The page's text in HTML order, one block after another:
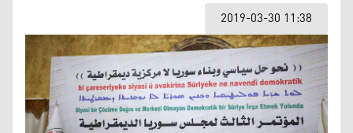
2019-03-30 11:38